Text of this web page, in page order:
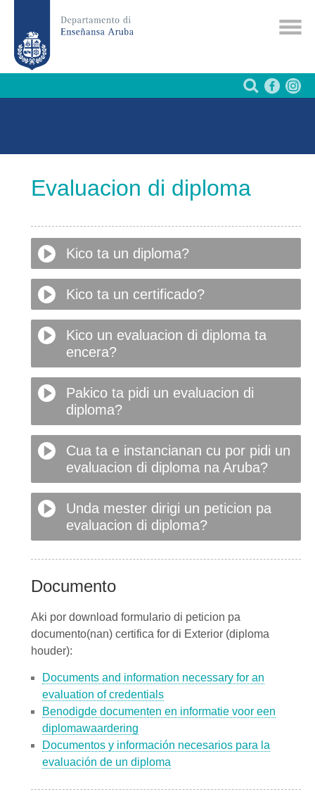
Evaluacion di diploma
Kico ta un diploma?
Kico ta un certificado?
Kico un evaluacion di diploma ta
encera?
Pakico ta pidi un evaluacion di
diploma?
Cua ta e instancianan cu por pidi un
evaluacion di diploma na Aruba?
Unda mester dirigi un peticion pa
evaluacion di diploma?
Documento
Aki por download formulario di peticion pa
documento(nan) certifica for di Exterior (diploma
houder):
Documents and information necessary for an
evaluation of credentials
Benodigde documenten en informatie voor een
diplomawaardering
Documentos y información necesarios para la
evaluación de un diploma